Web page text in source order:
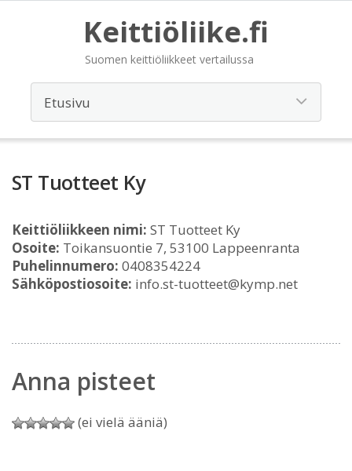
Keittiöliike.fi
Suomen keittiöliikkeet vertailussa
ST Tuotteet Ky
Keittiöliikkeen nimi: ST Tuotteet Ky
Osoite: Toikansuontie 7, 53100 Lappeenranta
Puhelinnumero: 0408354224
Sähköpostiosoite: info.st-tuotteet@kymp.net
Anna pisteet
(ei vielä ääniä)